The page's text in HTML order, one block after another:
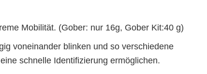
Mobilität. (Gober: nur 16g, Gober Kit:40 g)
voneinander blinken und so verschiedene
schnelle Identifizierung ermöglichen.